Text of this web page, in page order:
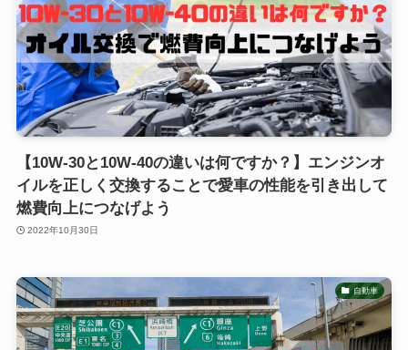
【10W-30と10W-40の違いは何ですか？】エンジンオ
イルを正しく交換することで愛車の性能を引き出して
燃費向上につなげよう
2022年10月30日
自動車